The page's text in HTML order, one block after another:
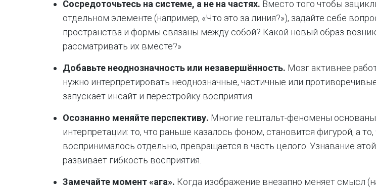
Сосредоточьтесь на системе, а не на частях. Вместо того чтобы
отдельном элементе (например, «Что это за линия?»), задайте себе
пространства и формы связаны между собой? Какой новый образ
рассматривать их вместе?»
Добавьте неоднозначность или незавершённость. Мозг активнее
нужно интерпретировать неоднозначные, частичные или
запускает инсайт и перестройку восприятия.
Осознанно меняйте перспективу. Многие гештальт-феномены
интерпретации: то, что раньше казалось фоном, становится фигурой, а то,
воспринималось отдельно, превращается в часть целого. Узнавание
развивает гибкость восприятия.
Замечайте момент «ага». Когда изображение внезапно меняет смысл